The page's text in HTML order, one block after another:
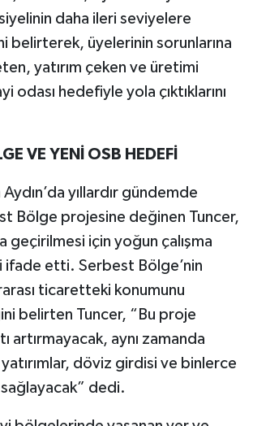
daha ileri seviyelere
belirterek, üyelerinin sorunlarına
yatırım çeken ve üretimi
odası hedefiyle yola çıktıklarını
VE YENİ OSB HEDEFİ
Aydın’da yıllardır gündemde
Bölge projesine değinen Tuncer,
geçirilmesi için yoğun çalışma
ifade etti. Serbest Bölge’nin
ticaretteki konumunu
belirten Tuncer, “Bu proje
artırmayacak, aynı zamanda
döviz girdisi ve binlerce
dedi.